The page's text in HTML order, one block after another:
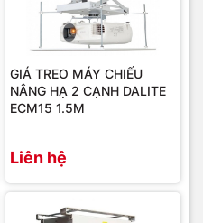
GIÁ TREO MÁY CHIẾU
NÂNG HẠ 2 CẠNH DALITE
ECM15 1.5M
Liên hệ